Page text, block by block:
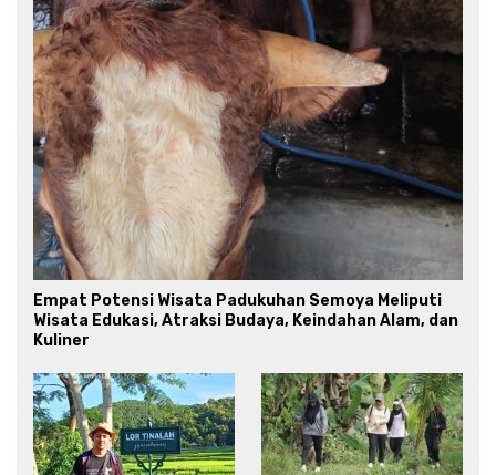
Empat Potensi Wisata Padukuhan Semoya Meliputi
Wisata Edukasi, Atraksi Budaya, Keindahan Alam, dan
Kuliner